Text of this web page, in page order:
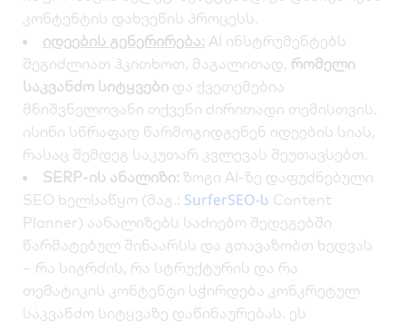
კონტენტის დახვეწის პროცესს.
იდეების გენერირება: AI ინსტრუმენტებს
შეგიძლიათ ჰკითხოთ, მაგალითად, რომელი
საკვანძო სიტყვები და ქვეთემებია
მნიშვნელოვანი თქვენი ძირითადი თემისთვის.
ისინი სწრაფად წარმოგიდგენენ იდეების სიას,
რასაც შემდეგ საკუთარ კვლევას შეუთავსებთ.
SERP-ის ანალიზი: ზოგი AI-ზე დაფუძნებული
SEO ხელსაწყო (მაგ.: SurferSEO-ს Content
Planner) აანალიზებს საძიებო შედეგებში
წარმატებულ შინაარსს და გთავაზობთ ხედვას
– რა სიგრძის, რა სტრუქტურის და რა
თემატიკის კონტენტი სჭირდება კონკრეტულ
საკვანძო სიტყვაზე დაწინაურებას. ეს